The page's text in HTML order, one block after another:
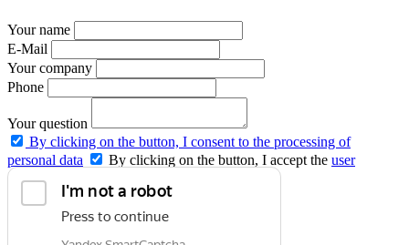
Your name
E-Mail
Your company
Phone
Your question
By clicking on the button, I consent to the processing of
personal data
By clicking on the button, I accept the user
agreement